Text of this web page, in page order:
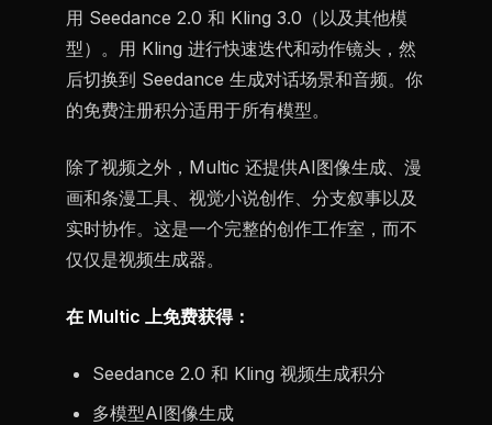
用 Seedance 2.0 和 Kling 3.0（以及其他模
型）。用 Kling 进行快速迭代和动作镜头，然
后切换到 Seedance 生成对话场景和音频。你
的免费注册积分适用于所有模型。
除了视频之外，Multic 还提供AI图像生成、漫
画和条漫工具、视觉小说创作、分支叙事以及
实时协作。这是一个完整的创作工作室，而不
仅仅是视频生成器。
在 Multic 上免费获得：
Seedance 2.0 和 Kling 视频生成积分
多模型AI图像生成